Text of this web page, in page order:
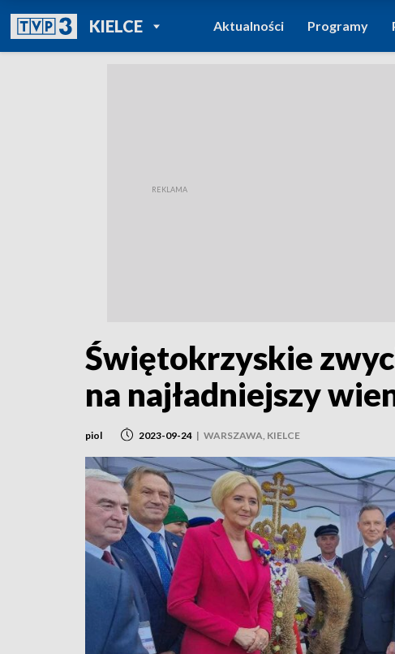
KIELCEPOWRÓT DO
TVP REGIONY
Aktualności Programy
Świętokrzyskie
na najładniejszy
piol 2023-09-24 | WARSZAWA, KIELCE